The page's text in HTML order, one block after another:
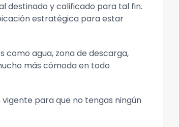
destinado y calificado para tal fin.
estratégica para estar
como agua, zona de descarga,
más cómoda en todo
para que no tengas ningún